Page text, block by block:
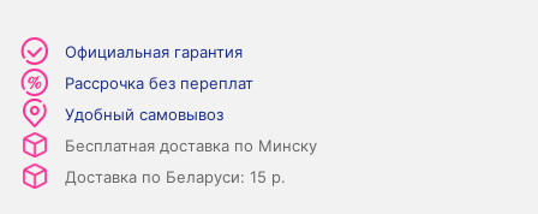
Официальная гарантия
Рассрочка без переплат
Удобный самовывоз
Бесплатная доставка по Минску
Доставка по Беларуси: 15 р.